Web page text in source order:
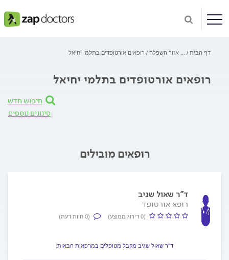
דף הבית אזור השפלה רופאים אורטופדים בתלמי יחיאל
רופאים אורטופדים בתלמי יחיאל
חיפוש חדש
סינונים נוספים
רופאים מובילים
ד"ר שאול שגיב
רופא אורטופד
(0 דירוג ממוצע) (0 חוות דעת)
ד"ר שאול שגיב מקבל מטופלים במרפאות הבאות: